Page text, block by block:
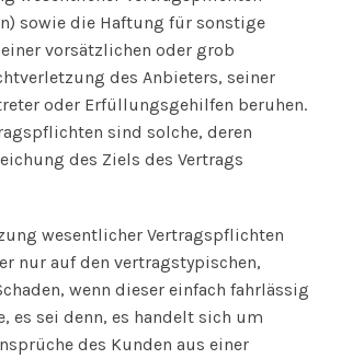
sowie die Haftung für sonstige
vorsätzlichen oder grob
des Anbieters, seiner
oder Erfüllungsgehilfen beruhen.
sind solche, deren
des Ziels des Vertrags
wesentlicher Vertragspflichten
nur auf den vertragstypischen,
wenn dieser einfach fahrlässig
es sei denn, es handelt sich um
des Kunden aus einer